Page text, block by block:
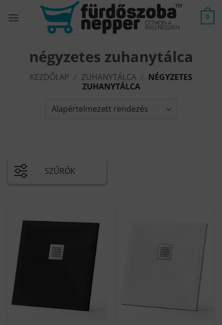
0
négyzetes zuhanytálca
KEZDŐLAP ZUHANYTÁLCA
NÉGYZETES
ZUHANYTÁLCA
SZŰRŐK